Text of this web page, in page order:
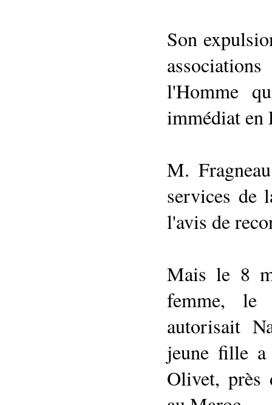
Son
l'Homme
immédiat en
M.
services de
l'avis de
Mais le 8
femme, le
autorisait
jeune fille
Olivet, près